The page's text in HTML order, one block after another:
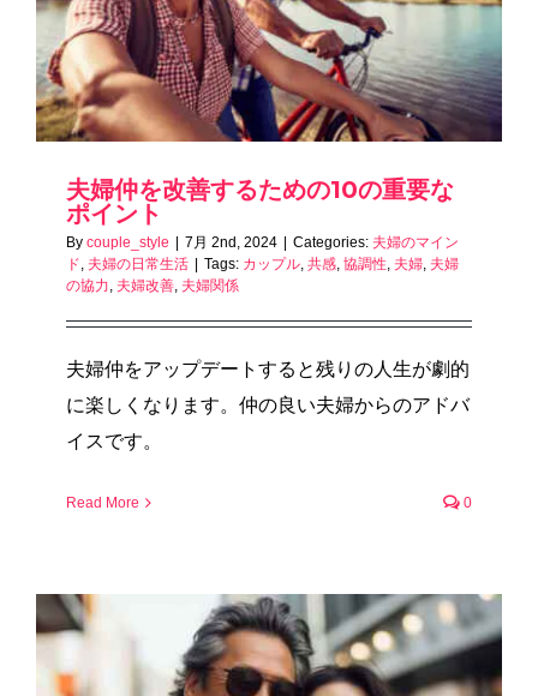
夫婦仲を改善するための10の重要な
ポイント
By couple_style 7月 2nd, 2024 Categories: 夫婦のマイン
ド, 夫婦の日常生活 Tags: カップル, 共感, 協調性, 夫婦, 夫婦
の協力, 夫婦改善, 夫婦関係
夫婦仲をアップデートすると残りの人生が劇的
に楽しくなります。仲の良い夫婦からのアドバ
イスです。
Read More 0